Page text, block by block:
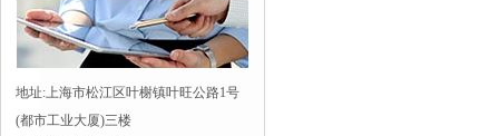
地址:上海市松江区叶榭镇叶旺公路1号
(都市工业大厦)三楼